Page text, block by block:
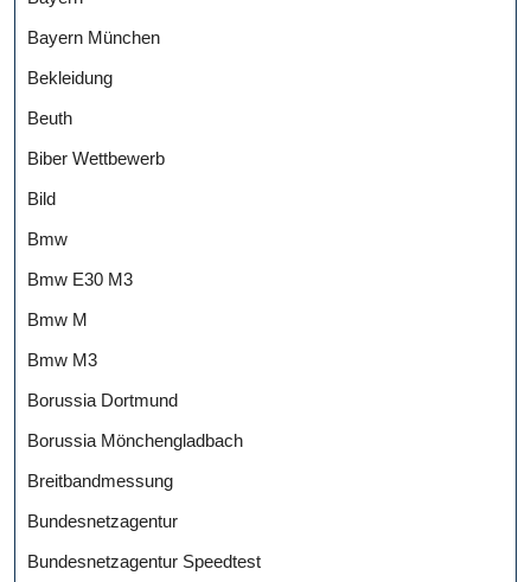
Bayern München
Bekleidung
Beuth
Biber Wettbewerb
Bild
Bmw
Bmw E30 M3
Bmw M
Bmw M3
Borussia Dortmund
Borussia Mönchengladbach
Breitbandmessung
Bundesnetzagentur
Bundesnetzagentur Speedtest